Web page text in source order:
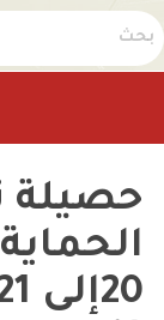
حصيلة